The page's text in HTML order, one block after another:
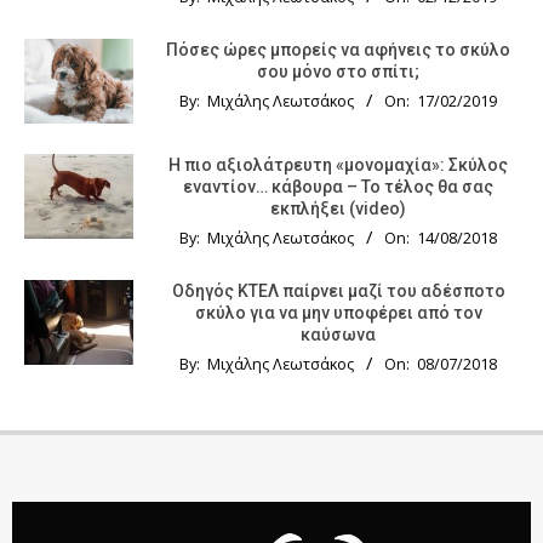
Πόσες ώρες μπορείς να αφήνεις το σκύλο
σου μόνο στο σπίτι;
By: Μιχάλης Λεωτσάκος On: 17/02/2019
Η πιο αξιολάτρευτη «μονομαχία»: Σκύλος
εναντίον… κάβουρα – Το τέλος θα σας
εκπλήξει (video)
By: Μιχάλης Λεωτσάκος On: 14/08/2018
Οδηγός KTΕΛ παίρνει μαζί του αδέσποτο
σκύλο για να μην υποφέρει από τον
καύσωνα
By: Μιχάλης Λεωτσάκος On: 08/07/2018